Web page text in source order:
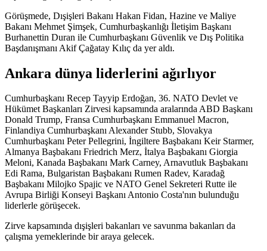
Görüşmede, Dışişleri Bakanı Hakan Fidan, Hazine ve Maliye
Bakanı Mehmet Şimşek, Cumhurbaşkanlığı İletişim Başkanı
Burhanettin Duran ile Cumhurbaşkanı Güvenlik ve Dış Politika
Başdanışmanı Akif Çağatay Kılıç da yer aldı.
Ankara dünya liderlerini ağırlıyor
Cumhurbaşkanı Recep Tayyip Erdoğan, 36.⁠ ⁠NATO Devlet ve
Hükümet Başkanları Zirvesi kapsamında aralarında ABD Başkanı
Donald Trump, Fransa Cumhurbaşkanı Emmanuel Macron,
Finlandiya Cumhurbaşkanı Alexander Stubb, Slovakya
Cumhurbaşkanı Peter Pellegrini, İngiltere Başbakanı Keir Starmer,
Almanya Başbakanı Friedrich Merz, İtalya Başbakanı Giorgia
Meloni, Kanada Başbakanı Mark Carney, Arnavutluk Başbakanı
Edi Rama, Bulgaristan Başbakanı Rumen Radev, Karadağ
Başbakanı Milojko Spajic ve NATO Genel Sekreteri Rutte ile
Avrupa Birliği Konseyi Başkanı Antonio Costa'nın bulunduğu
liderlerle görüşecek.
Zirve kapsamında dışişleri bakanları ve savunma bakanları da
çalışma yemeklerinde bir araya gelecek.